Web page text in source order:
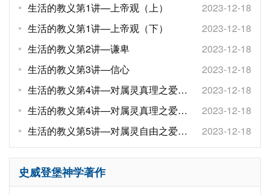
生活的教义第1讲—上帝观（上）
2023-12-18
生活的教义第1讲—上帝观（下）
2023-12-18
生活的教义第2讲—谦卑
2023-12-18
生活的教义第3讲—信心
2023-12-18
生活的教义第4讲—对属灵真理之爱
（上）
2023-12-18
生活的教义第4讲—对属灵真理之爱
（下）
2023-12-18
生活的教义第5讲—对属灵自由之爱
（上）
2023-12-18
史威登堡神学著作